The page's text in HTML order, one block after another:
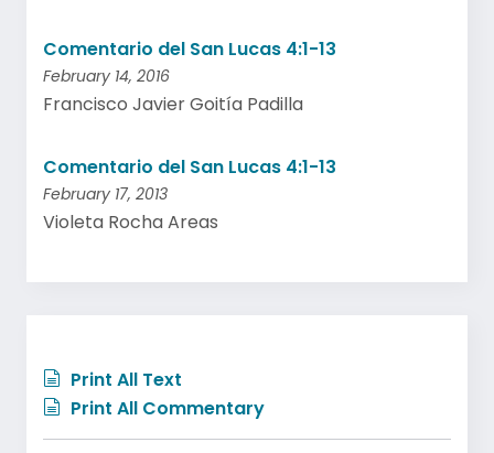
Comentario del San Lucas 4:1-13
February 14, 2016
Francisco Javier Goitía Padilla
Comentario del San Lucas 4:1-13
February 17, 2013
Violeta Rocha Areas
Print All Text
Print All Commentary